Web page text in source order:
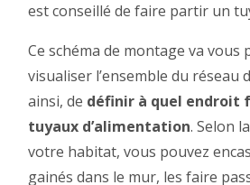
est conseillé de faire partir un
Ce schéma de montage va vous
visualiser l’ensemble du réseau
ainsi, de définir à quel endroit
tuyaux d’alimentation. Selon
votre habitat, vous pouvez
gainés dans le mur, les faire